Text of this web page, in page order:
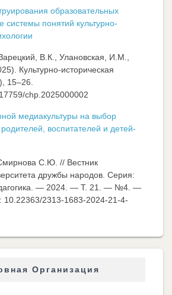
образовательных
системы понятий культурно-
В.К., Улановская, И.М.,
Культурно-историческая
15–26.
chp.2025000002
медиакультуры на выбор
воспитателей и детей-
С.Ю. // Вестник
дружбы народов. Серия:
— 2024. — Т. 21. — №4. —
10.22363/2313-1683-2024-21-4-
Организация